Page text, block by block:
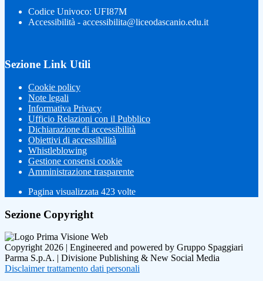
Codice Univoco: UFI87M
Accessibilità - accessibilita@liceodascanio.edu.it
Sezione Link Utili
Cookie policy
Note legali
Informativa Privacy
Ufficio Relazioni con il Pubblico
Dichiarazione di accessibilità
Obiettivi di accessibilità
Whistleblowing
Gestione consensi cookie
Amministrazione trasparente
Pagina visualizzata 423 volte
Sezione Copyright
Copyright 2026 | Engineered and powered by Gruppo Spaggiari
Parma S.p.A. | Divisione Publishing & New Social Media
Disclaimer trattamento dati personali